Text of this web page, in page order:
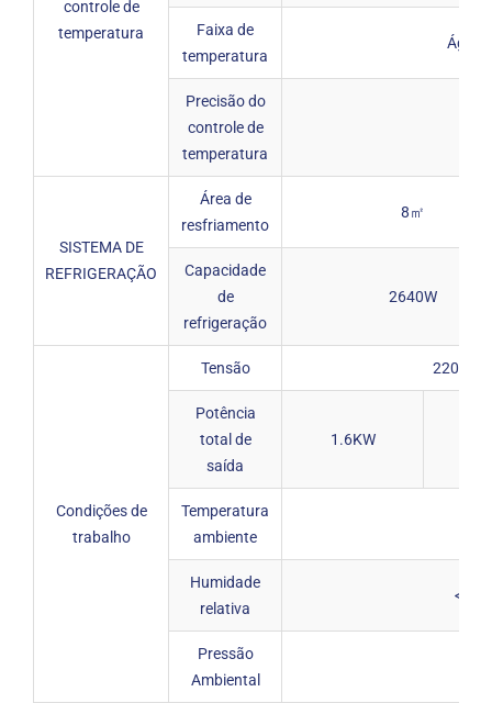
controle de
temperatura
Faixa de
temperatura
Água:
Precisão do
controle de
temperatura
SISTEMA DE
REFRIGERAÇÃO
Área de
resfriamento
8㎡
Capacidade
de
refrigeração
2640W
Condições de
trabalho
Tensão 220V/
Potência
total de
saída
1.6KW
Temperatura
ambiente
Humidade
relativa
Pressão
Ambiental